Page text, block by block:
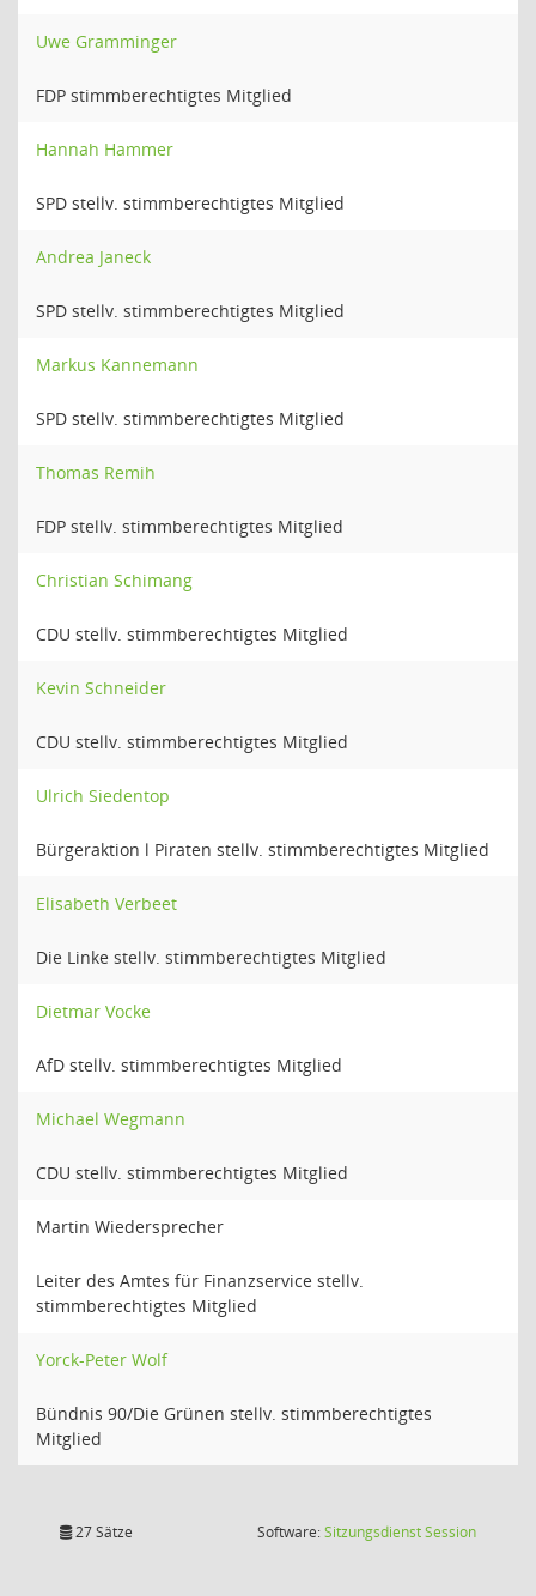
Uwe Gramminger
FDP stimmberechtigtes Mitglied
Hannah Hammer
SPD stellv. stimmberechtigtes Mitglied
Andrea Janeck
SPD stellv. stimmberechtigtes Mitglied
Markus Kannemann
SPD stellv. stimmberechtigtes Mitglied
Thomas Remih
FDP stellv. stimmberechtigtes Mitglied
Christian Schimang
CDU stellv. stimmberechtigtes Mitglied
Kevin Schneider
CDU stellv. stimmberechtigtes Mitglied
Ulrich Siedentop
Bürgeraktion l Piraten stellv. stimmberechtigtes Mitglied
Elisabeth Verbeet
Die Linke stellv. stimmberechtigtes Mitglied
Dietmar Vocke
AfD stellv. stimmberechtigtes Mitglied
Michael Wegmann
CDU stellv. stimmberechtigtes Mitglied
Martin Wiedersprecher
Leiter des Amtes für Finanzservice stellv.
stimmberechtigtes Mitglied
Yorck-Peter Wolf
Bündnis 90/Die Grünen stellv. stimmberechtigtes
Mitglied
27 Sätze Software:SitzungsdienstSession(Wird in